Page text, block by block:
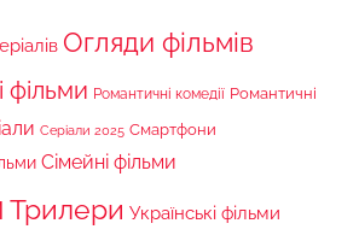
Огляди фільмів
фільми Романтичні комедії Романтичні
Серіали 2025 Смартфони
Сімейні фільми
Трилери Українські фільми